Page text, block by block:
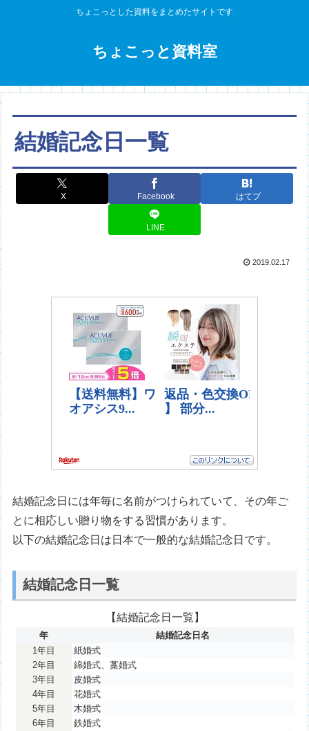
ちょこっとした資料をまとめたサイトです
ちょこっと資料室
結婚記念日一覧
X Facebook はてブ
LINE
2019.02.17
結婚記念日には年毎に名前がつけられていて、その年ご
とに相応しい贈り物をする習慣があります。
以下の結婚記念日は日本で一般的な結婚記念日です。
結婚記念日一覧
【結婚記念日一覧】
年
結婚記念日名
1年目
紙婚式
2年目
綿婚式、藁婚式
3年目
皮婚式
4年目
花婚式
5年目
木婚式
6年目
鉄婚式